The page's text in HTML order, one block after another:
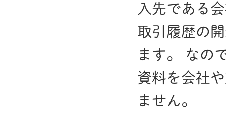
入先である
取引履歴の
ます。 なの
資料を会社
ません。